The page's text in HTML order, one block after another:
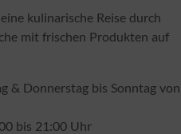
kulinarische Reise durch
mit frischen Produkten auf
& Donnerstag bis Sonntag
bis 21:00 Uhr